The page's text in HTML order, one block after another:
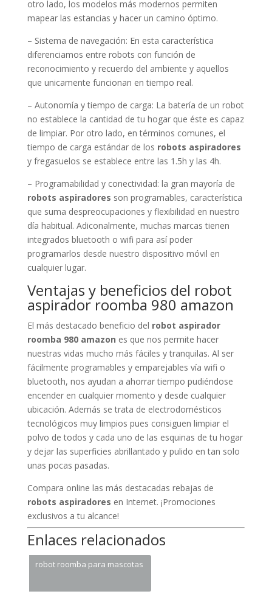
otro lado, los modelos más modernos permiten
mapear las estancias y hacer un camino óptimo.
– Sistema de navegación: En esta característica
diferenciamos entre robots con función de
reconocimiento y recuerdo del ambiente y aquellos
que unicamente funcionan en tiempo real.
– Autonomía y tiempo de carga: La batería de un robot
no establece la cantidad de tu hogar que éste es capaz
de limpiar. Por otro lado, en términos comunes, el
tiempo de carga estándar de los robots aspiradores
y fregasuelos se establece entre las 1.5h y las 4h.
– Programabilidad y conectividad: la gran mayoría de
robots aspiradores son programables, característica
que suma despreocupaciones y flexibilidad en nuestro
día habitual. Adiconalmente, muchas marcas tienen
integrados bluetooth o wifi para así poder
programarlos desde nuestro dispositivo móvil en
cualquier lugar.
Ventajas y beneficios del robot
aspirador roomba 980 amazon
El más destacado beneficio del robot aspirador
roomba 980 amazon es que nos permite hacer
nuestras vidas mucho más fáciles y tranquilas. Al ser
fácilmente programables y emparejables vía wifi o
bluetooth, nos ayudan a ahorrar tiempo pudiéndose
encender en cualquier momento y desde cualquier
ubicación. Además se trata de electrodomésticos
tecnológicos muy limpios pues consiguen limpiar el
polvo de todos y cada uno de las esquinas de tu hogar
y dejar las superficies abrillantado y pulido en tan solo
unas pocas pasadas.
Compara online las más destacadas rebajas de
robots aspiradores en Internet. ¡Promociones
exclusivos a tu alcance!
Enlaces relacionados
robot roomba para mascotas